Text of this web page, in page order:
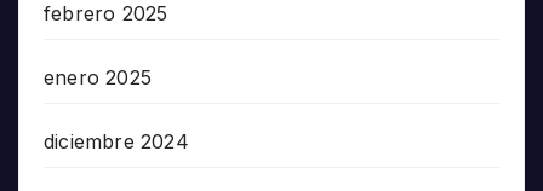
febrero 2025
enero 2025
diciembre 2024